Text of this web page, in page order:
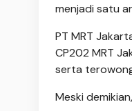
menjadi satu
PT MRT
CP202 MRT
serta
Meski